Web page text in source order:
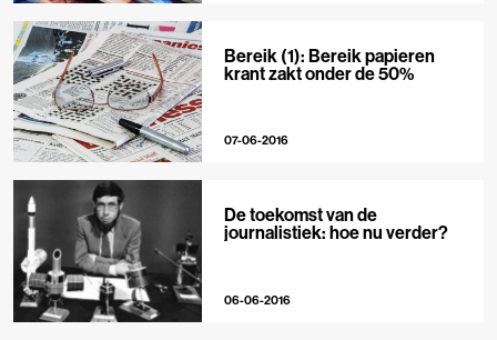
Bereik (1): Bereik papieren
krant zakt onder de 50%
07-06-2016
De toekomst van de
journalistiek: hoe nu verder?
06-06-2016